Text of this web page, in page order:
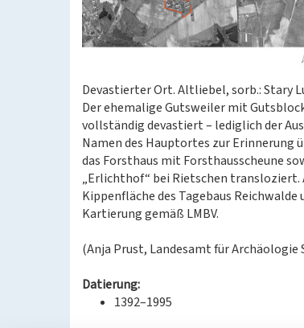
Devastierter Ort. Altliebel, sorb.: Stary
Der ehemalige Gutsweiler mit
vollständig devastiert – lediglich der
Namen des Hauptortes zur Erinnerung
das Forsthaus mit Forsthausscheune
„Erlichthof“ bei Rietschen transloziert.
Kippenfläche des Tagebaus
Kartierung gemäß LMBV.
(Anja Prust, Landesamt für Archäologie
Datierung:
1392–1995